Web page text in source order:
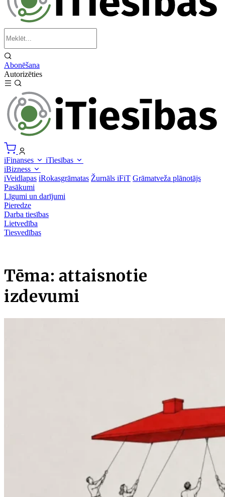
Abonēšana
Autorizēties
iFinanses
iTiesības
iBizness
iVeidlapas iRokasgrāmatas Žurnāls iFiT Grāmatveža plānotājs
Pasākumi
Līgumi un darījumi
Pieredze
Darba tiesības
Lietvedība
Tiesvedības
Tēma: attaisnotie
izdevumi